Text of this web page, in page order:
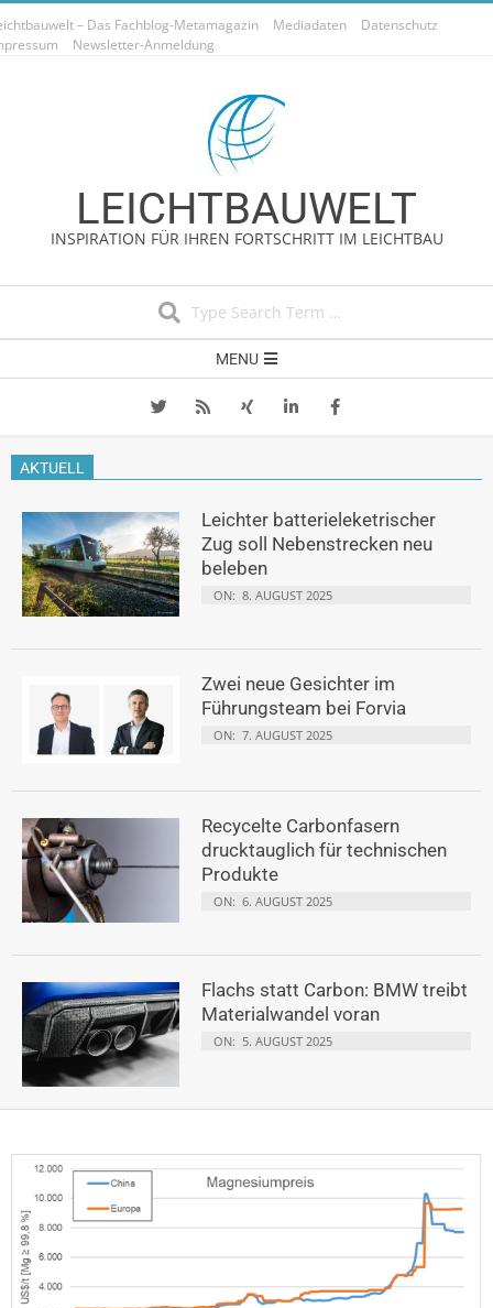
Skip
to
– Das Fachblog-Metamagazin Mediadaten
Datenschutz
Newsletter-Anmeldung
LEICHTBAUWELT
INSPIRATION FÜR IHREN FORTSCHRITT IM LEICHTBAU
Navigation
MENU
AKTUELL
Leichter batterieleketrischer
Zug soll Nebenstrecken neu
beleben
ON: 8. AUGUST 2025
Zwei neue Gesichter im
Führungsteam bei Forvia
ON: 7. AUGUST 2025
Recycelte Carbonfasern
drucktauglich für technischen
Produkte
ON: 6. AUGUST 2025
Flachs statt Carbon: BMW treibt
Materialwandel voran
ON: 5. AUGUST 2025